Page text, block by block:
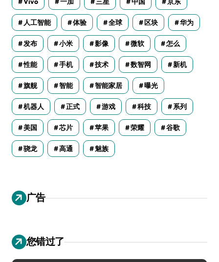
人工智能 体验 全球 区块 华为
发布 小米 影像 微软 怎么
性能 手机 技术 数智网 新机
旗舰 智能 智能家居 曝光
机器人 正式 游戏 科技 系列
美国 芯片 苹果 荣耀 谷歌
骁龙 高通 魅族
广告
您错过了